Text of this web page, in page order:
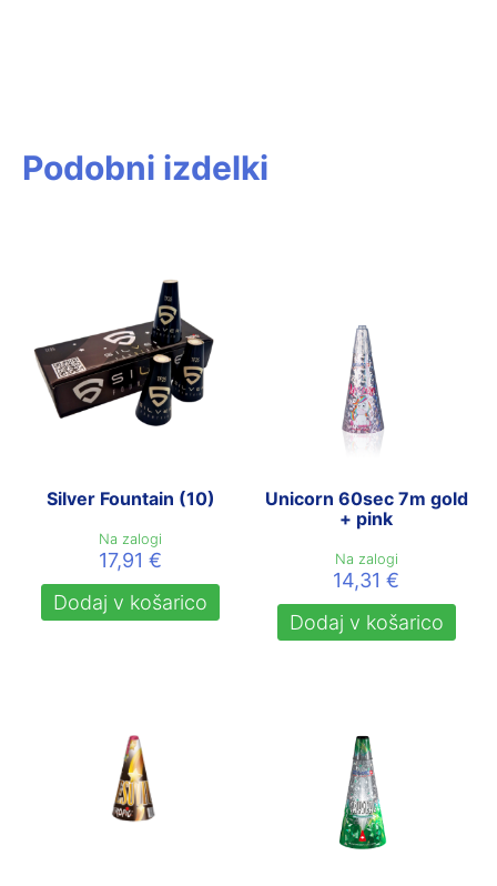
Podobni izdelki
Silver Fountain (10)
Na zalogi
17,91€
Dodaj v košarico
Unicorn 60sec 7m gold
+ pink
Na zalogi
14,31€
Dodaj v košarico